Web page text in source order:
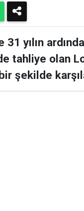
yılın
tahliye olan
şekilde